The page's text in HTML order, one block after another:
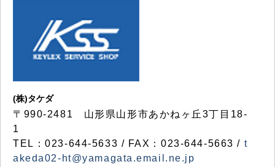
(株)タケダ
〒990-2481 山形県山形市あかねヶ丘3丁目18-
1
TEL：023-644-5633 / FAX：023-644-5663 / t
akeda02-ht@yamagata.email.ne.jp